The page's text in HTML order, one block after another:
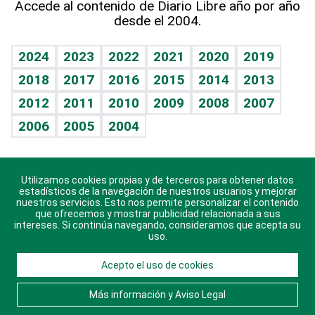
Vida y familia
Eñe
Celebrando la vida
Sin complejos
En pocas palabras
Escuchando al corazón
Economía Personal
TBT Deportivo
Guía del dinero
Horóscopos
Crucigramas
Accede al contenido de Diario Libre año por año
desde el 2004.
2024 2023 2022 2021 2020
2019
2018
2017 2016 2015 2014
2013
2012
2011 2010 2009 2008
2007
2006
2005 2004
Descarga nuestras aplicaciones para Android, iOS y
sistema Huawei.
© 2021 Diario Libre, todos los derechos reservados.
Consulta elAviso Legal. Ponte en Contacto
nosotros y conoce más sobre Diario Libre
Utilizamos cookies propias y de terceros para obtener datos
estadísticos de la navegación de nuestros usuarios y mejorar
nuestros servicios. Esto nos permite personalizar el contenido
que ofrecemos y mostrar publicidad relacionada a sus
intereses. Si continúa navegando, consideramos que acepta su
uso.
Acepto el uso de cookies
Más información y Aviso Legal